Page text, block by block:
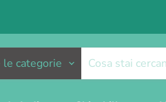
categorie